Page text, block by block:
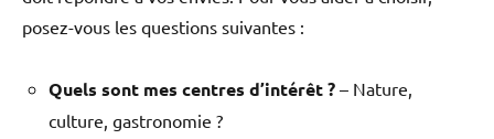
posez-vous les questions suivantes :
Quels sont mes centres d’intérêt ? – Nature,
culture, gastronomie ?